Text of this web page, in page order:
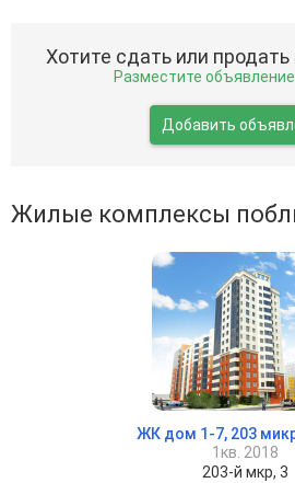
Хотите сдать или
Разместите
Добавить
Жилые комплексы
ЖК дом 1-7, 203
1кв. 2018
203-й мкр, 3